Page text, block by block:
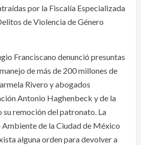
por la Fiscalía Especializada
de Violencia de Género
Franciscano denunció presuntas
de más de 200 millones de
Rivero y abogados
Antonio Haghenbeck y de la
su remoción del patronato. La
de la Ciudad de México
alguna orden para devolver a